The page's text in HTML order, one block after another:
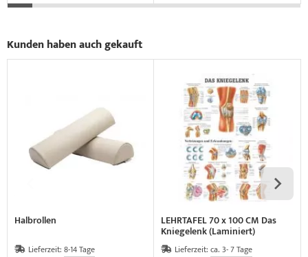
Kunden haben auch gekauft
Halbrollen
Lieferzeit: 8-14 Tage
LEHRTAFEL 70 x 100 CM Das
Kniegelenk (Laminiert)
Lieferzeit: ca. 3- 7 Tage